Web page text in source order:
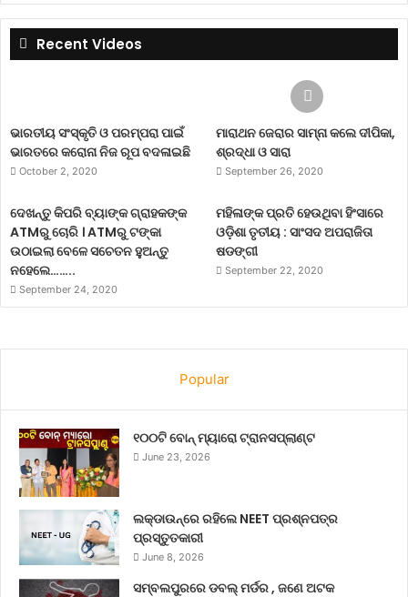
Recent Videos
ଭାରତୀୟ ସଂସ୍କୃତି ଓ ପରମ୍ପରା ପାଇଁ
ଭାରତରେ କରୋନା ନିଜ ରୂପ ବଦଳାଇଛି
October 2, 2020
ମାରାଥନ ଜେରାର ସାମ୍ନା କଲେ ଦୀପିକା,
ଶ୍ରଦ୍ଧା ଓ ସାରା
September 26, 2020
ଦେଖନ୍ତୁ କିପରି ବ୍ୟାଙ୍କ ଗ୍ରାହକଙ୍କ
ATMରୁ ଚୋରି । ATMରୁ ଟଙ୍କା
ଉଠାଇଲା ବେଳେ ସଚେତନ ହୁଅନ୍ତୁ
ନହେଲେ……..
September 24, 2020
ମହିଳାଙ୍କ ପ୍ରତି ହେଉଥିବା ହିଂସାରେ
ଓଡ଼ିଶା ତୃତୀୟ : ସାଂସଦ ଅପରାଜିତା
ଷଡଙ୍ଗୀ
September 22, 2020
Popular
୧୦୦ଟି ବୋନ୍ ମ୍ୟାରୋ ଟ୍ରାନସପ୍ଲାଣ୍ଟ
June 23, 2026
ଲକ୍‌ଡାଉନ୍‌ରେ ରହିଲେ NEET ପ୍ରଶ୍ନପତ୍ର
ପ୍ରସ୍ତୁତକାରୀ
June 8, 2026
ସମ୍ବଲପୁରରେ ଡବଲ୍ ମର୍ଡର , ଜଣେ ଅଟକ